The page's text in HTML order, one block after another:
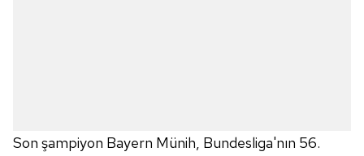
Son şampiyon Bayern Münih, Bundesliga'nın 56.